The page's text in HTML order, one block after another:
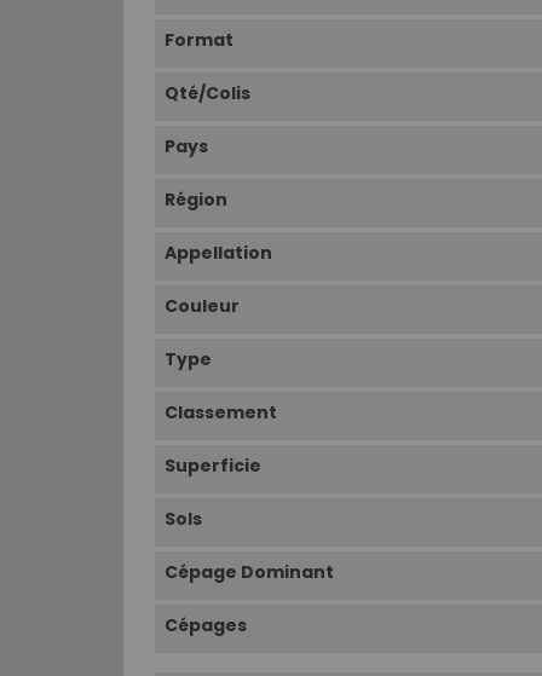
Format
Qté/Colis
Pays
Région
Appellation
Couleur
Type
Classement
Superficie
Sols
Cépage Dominant
Cépages